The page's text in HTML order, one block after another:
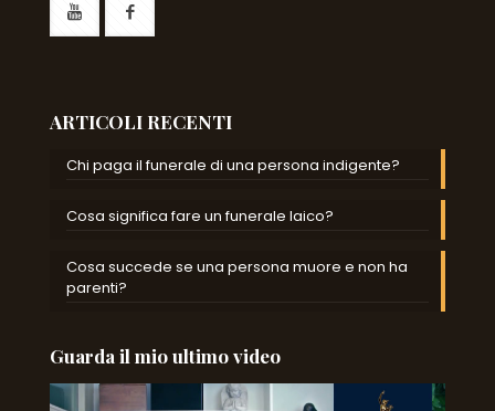
ARTICOLI RECENTI
Chi paga il funerale di una persona indigente?
Cosa significa fare un funerale laico?
Cosa succede se una persona muore e non ha
parenti?
Guarda il mio ultimo video